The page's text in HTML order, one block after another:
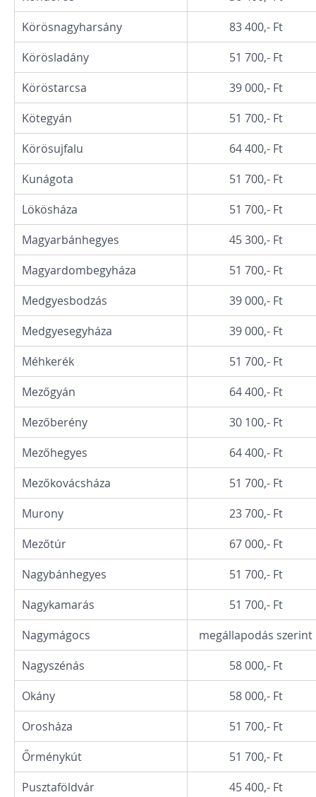
Körösnagyharsány
83 400,- Ft
Körösladány
51 700,- Ft
Köröstarcsa
39 000,- Ft
Kötegyán
51 700,- Ft
Körösujfalu
64 400,- Ft
Kunágota
51 700,- Ft
Lökösháza
51 700,- Ft
Magyarbánhegyes
45 300,- Ft
Magyardombegyháza
51 700,- Ft
Medgyesbodzás
39 000,- Ft
Medgyesegyháza
39 000,- Ft
Méhkerék
51 700,- Ft
Mezőgyán
64 400,- Ft
Mezőberény
30 100,- Ft
Mezőhegyes
64 400,- Ft
Mezőkovácsháza
51 700,- Ft
Murony
23 700,- Ft
Mezőtúr
67 000,- Ft
Nagybánhegyes
51 700,- Ft
Nagykamarás
51 700,- Ft
Nagymágocs
megállapodás szerint
Nagyszénás
58 000,- Ft
Okány
58 000,- Ft
Orosháza
51 700,- Ft
Őrménykút
51 700,- Ft
Pusztaföldvár
45 400,- Ft